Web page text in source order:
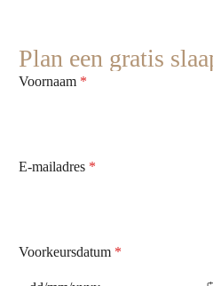
Plan een gratis
Voornaam *
E-mailadres *
Voorkeursdatum *